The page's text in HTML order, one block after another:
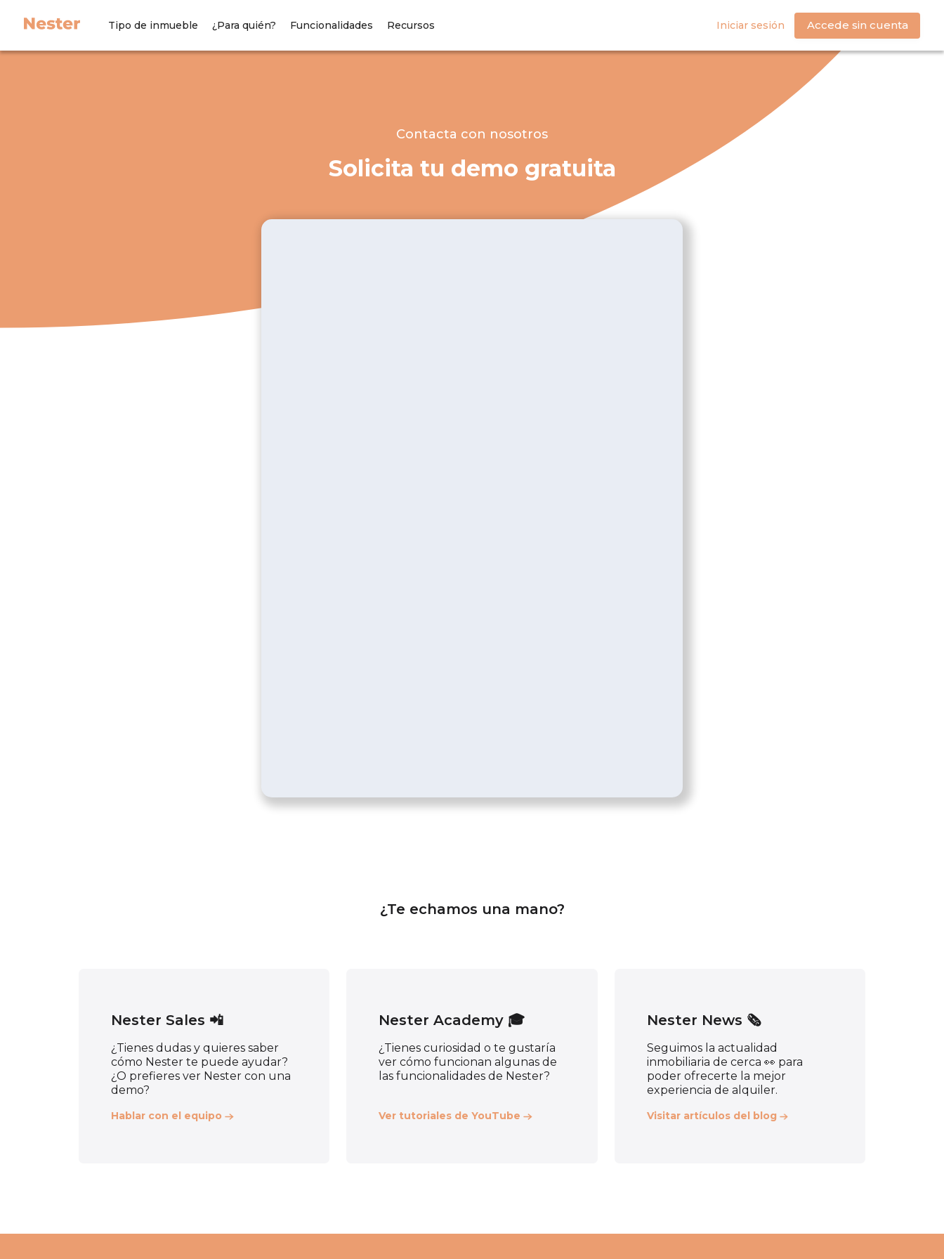
Tipo de inmueble ¿Para quién? Funcionalidades Recursos Iniciar sesión Accede sin cuenta
Contacta con nosotros
Solicita tu demo gratuita
¿Te echamos una mano?
Nester Sales 📲
¿Tienes dudas y quieres saber
cómo Nester te puede ayudar?
¿O prefieres ver Nester con una
demo?
Hablar con el equipo
Nester Academy 🎓
¿Tienes curiosidad o te gustaría
ver cómo funcionan algunas de
las funcionalidades de Nester?
Ver tutoriales de YouTube
Nester News 🗞️
Seguimos la actualidad
inmobiliaria de cerca 👀 para
poder ofrecerte la mejor
experiencia de alquiler.
Visitar artículos del blog